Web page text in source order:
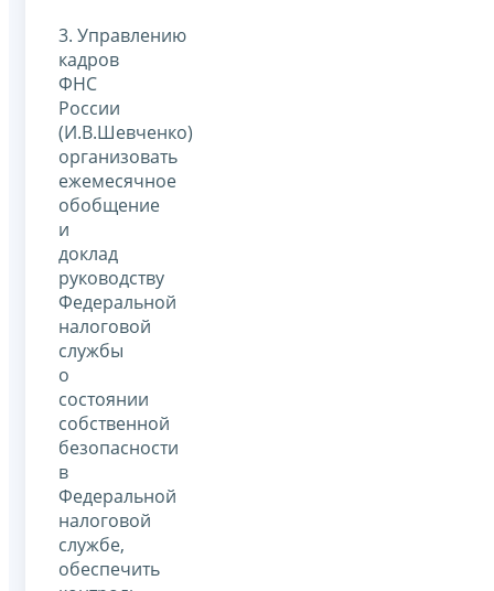
3. Управлению
кадров
ФНС
России
(И.В.Шевченко)
организовать
ежемесячное
обобщение
и
доклад
руководству
Федеральной
налоговой
службы
о
состоянии
собственной
безопасности
в
Федеральной
налоговой
службе,
обеспечить